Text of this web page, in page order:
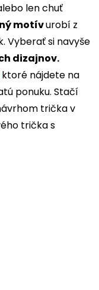
len chuť
motívurobí z
Vyberať si navyše
dizajnov.
ktoré nájdete na
ponuku. Stačí
trička v
trička s